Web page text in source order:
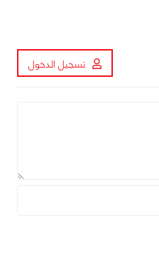
تسجيل الدخول